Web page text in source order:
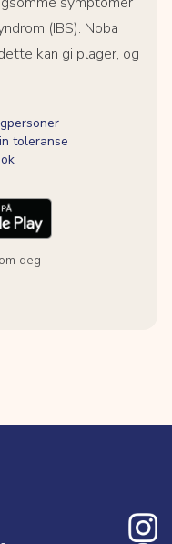
(IBS). Noba
kan gi plager, og
toleranse
deg